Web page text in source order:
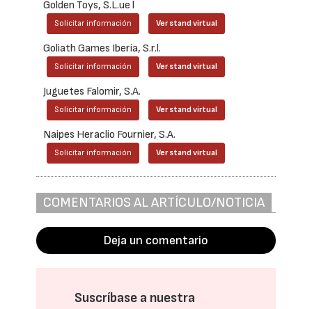
Golden Toys, S.L.ue l
Solicitar información Ver stand virtual
Goliath Games Iberia, S.r.l.
Solicitar información Ver stand virtual
Juguetes Falomir, S.A.
Solicitar información Ver stand virtual
Naipes Heraclio Fournier, S.A.
Solicitar información Ver stand virtual
COMENTARIOS AL ARTÍCULO/NOTICIA
Deja un comentario
Suscríbase a nuestra